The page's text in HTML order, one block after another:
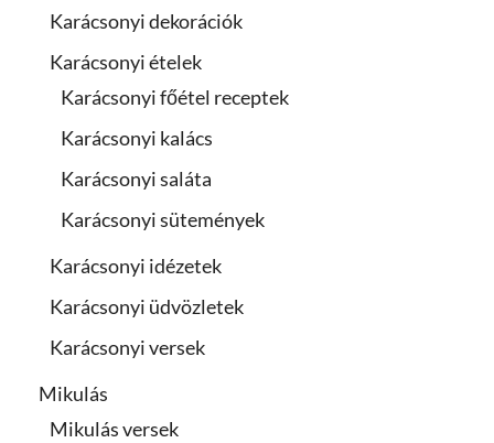
Karácsonyi dekorációk
Karácsonyi ételek
Karácsonyi főétel receptek
Karácsonyi kalács
Karácsonyi saláta
Karácsonyi sütemények
Karácsonyi idézetek
Karácsonyi üdvözletek
Karácsonyi versek
Mikulás
Mikulás versek